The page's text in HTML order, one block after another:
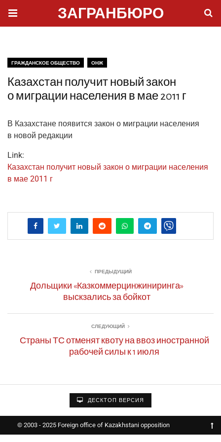
ЗАГРАНБЮРО
ГРАЖДАНСКОЕ ОБЩЕСТВО ОНЖ
Казахстан получит новый закон
о миграции населения в мае 2011 г
В Казах­стане появит­ся закон о мигра­ции насе­ле­ния
в новой редакции
Link:
Казах­стан полу­чит новый закон о мигра­ции насе­ле­ния
в мае 2011 г
ПРЕДЫДУЩИЙ
Дольщики «Казкоммерцинжиниринга»
выскзались за бойкот
СЛЕДУЮЩИЙ
Страны ТС отменят квоту на ввоз иностранной
рабочей силы к 1 июля
ДЕСКТОП ВЕРСИЯ
© 2003 - 2025 Foreign office of Kazakhstani opposition